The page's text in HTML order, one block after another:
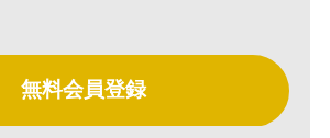
無料会員登録